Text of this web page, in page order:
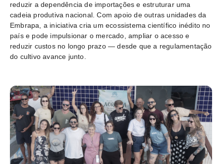
reduzir a dependência de importações e estruturar uma
cadeia produtiva nacional. Com apoio de outras unidades da
Embrapa, a iniciativa cria um ecossistema científico inédito no
país e pode impulsionar o mercado, ampliar o acesso e
reduzir custos no longo prazo — desde que a regulamentação
do cultivo avance junto.